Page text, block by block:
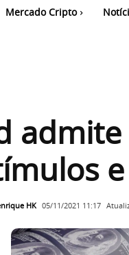
Mercado Cripto
HK 05/11/2021 11:17